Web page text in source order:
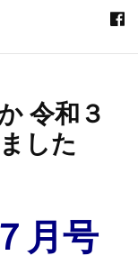
令和３
した
月号